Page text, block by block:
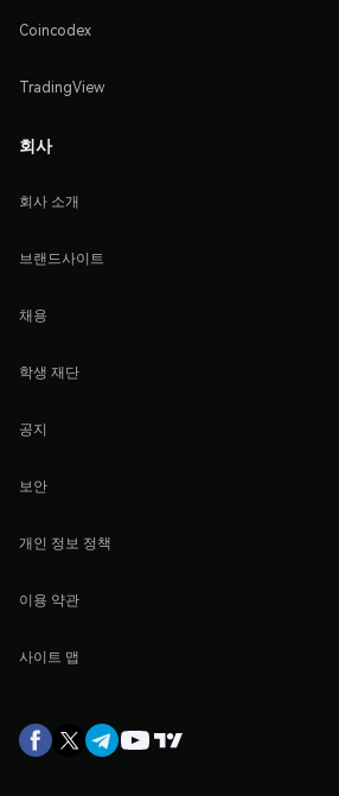
Coincodex
TradingView
회사
회사 소개
브랜드사이트
채용
학생 재단
공지
보안
개인 정보 정책
이용 약관
사이트 맵